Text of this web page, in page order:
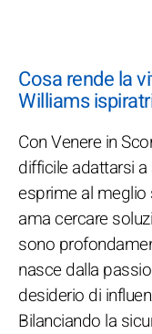
Cosa rende la
Williams
Con Venere in
difficile adattarsi
esprime al meglio
ama cercare
sono
nasce dalla
desiderio di
Bilanciando la